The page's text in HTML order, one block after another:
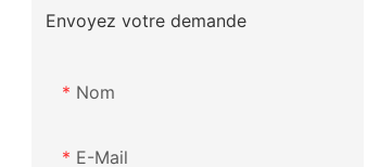
Envoyez votre demande
Nom
E-Mail